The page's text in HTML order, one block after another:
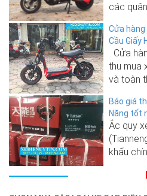
các quận
Cửa
Cầu Giấy
Cửa
thu mua
và toàn
Báo giá
Năng tốt
Ắc quy
khẩu